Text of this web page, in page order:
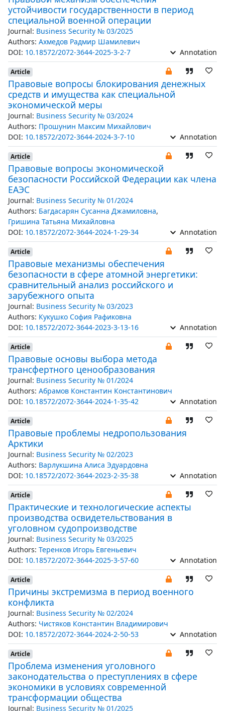
устойчивости государственности в период
специальной военной операции
Journal: Business Security № 03/2025
Authors: Ахмедов Радмир Шамилевич
DOI: 10.18572/2072-3644-2025-3-2-7 Annotation
Article
Правовые вопросы блокирования денежных
средств и имущества как специальной
экономической меры
Journal: Business Security № 03/2024
Authors: Прошунин Максим Михайлович
DOI: 10.18572/2072-3644-2024-3-7-10 Annotation
Article
Правовые вопросы экономической
безопасности Российской Федерации как члена
ЕАЭС
Journal: Business Security № 01/2024
Authors: Багдасарян Сусанна Джамиловна,
Гришина Татьяна Михайловна
DOI: 10.18572/2072-3644-2024-1-29-34 Annotation
Article
Правовые механизмы обеспечения
безопасности в сфере атомной энергетики:
сравнительный анализ российского и
зарубежного опыта
Journal: Business Security № 03/2023
Authors: Кукушко София Рафиковна
DOI: 10.18572/2072-3644-2023-3-13-16 Annotation
Article
Правовые основы выбора метода
трансфертного ценообразования
Journal: Business Security № 01/2024
Authors: Абрамов Константин Константинович
DOI: 10.18572/2072-3644-2024-1-35-42 Annotation
Article
Правовые проблемы недропользования
Арктики
Journal: Business Security № 02/2023
Authors: Варлукшина Алиса Эдуардовна
DOI: 10.18572/2072-3644-2023-2-35-38 Annotation
Article
Практические и технологические аспекты
производства освидетельствования в
уголовном судопроизводстве
Journal: Business Security № 03/2025
Authors: Теренков Игорь Евгеньевич
DOI: 10.18572/2072-3644-2025-3-57-60 Annotation
Article
Причины экстремизма в период военного
конфликта
Journal: Business Security № 02/2024
Authors: Чистяков Константин Владимирович
DOI: 10.18572/2072-3644-2024-2-50-53 Annotation
Article
Проблема изменения уголовного
законодательства о преступлениях в сфере
экономики в условиях современной
трансформации общества
Journal: Business Security № 01/2025